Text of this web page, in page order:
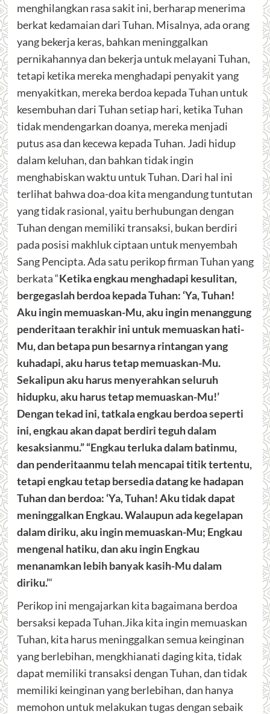
menghilangkan rasa sakit ini, berharap menerima
berkat kedamaian dari Tuhan. Misalnya, ada orang
yang bekerja keras, bahkan meninggalkan
pernikahannya dan bekerja untuk melayani Tuhan,
tetapi ketika mereka menghadapi penyakit yang
menyakitkan, mereka berdoa kepada Tuhan untuk
kesembuhan dari Tuhan setiap hari, ketika Tuhan
tidak mendengarkan doanya, mereka menjadi
putus asa dan kecewa kepada Tuhan. Jadi hidup
dalam keluhan, dan bahkan tidak ingin
menghabiskan waktu untuk Tuhan. Dari hal ini
terlihat bahwa doa-doa kita mengandung tuntutan
yang tidak rasional, yaitu berhubungan dengan
Tuhan dengan memiliki transaksi, bukan berdiri
pada posisi makhluk ciptaan untuk menyembah
Sang Pencipta. Ada satu perikop firman Tuhan yang
berkata “Ketika engkau menghadapi kesulitan,
bergegaslah berdoa kepada Tuhan: ‘Ya, Tuhan!
Aku ingin memuaskan-Mu, aku ingin menanggung
penderitaan terakhir ini untuk memuaskan hati-
Mu, dan betapa pun besarnya rintangan yang
kuhadapi, aku harus tetap memuaskan-Mu.
Sekalipun aku harus menyerahkan seluruh
hidupku, aku harus tetap memuaskan-Mu!’
Dengan tekad ini, tatkala engkau berdoa seperti
ini, engkau akan dapat berdiri teguh dalam
kesaksianmu.” “Engkau terluka dalam batinmu,
dan penderitaanmu telah mencapai titik tertentu,
tetapi engkau tetap bersedia datang ke hadapan
Tuhan dan berdoa: ‘Ya, Tuhan! Aku tidak dapat
meninggalkan Engkau. Walaupun ada kegelapan
dalam diriku, aku ingin memuaskan-Mu; Engkau
mengenal hatiku, dan aku ingin Engkau
menanamkan lebih banyak kasih-Mu dalam
diriku.’“
Perikop ini mengajarkan kita bagaimana berdoa
bersaksi kepada Tuhan.Jika kita ingin memuaskan
Tuhan, kita harus meninggalkan semua keinginan
yang berlebihan, mengkhianati daging kita, tidak
dapat memiliki transaksi dengan Tuhan, dan tidak
memiliki keinginan yang berlebihan, dan hanya
memohon untuk melakukan tugas dengan sebaik